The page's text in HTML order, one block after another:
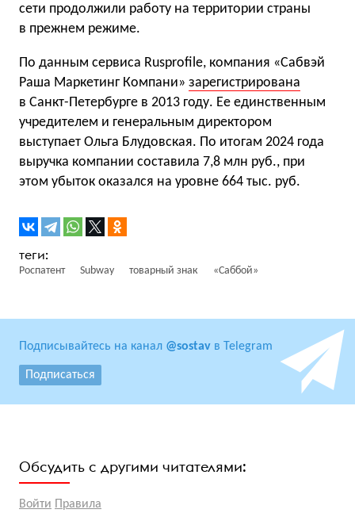
сети продолжили работу на территории страны
в прежнем режиме.
По данным сервиса Rusprofile, компания «Сабвэй
Раша Маркетинг Компани» зарегистрирована
в Санкт-Петербурге в 2013 году. Ее единственным
учредителем и генеральным директором
выступает Ольга Блудовская. По итогам 2024 года
выручка компании составила 7,8 млн руб., при
этом убыток оказался на уровне 664 тыс. руб.
Роспатент Subway товарный знак «Саббой»
Подписывайтесь на канал @sostav в Telegram
Подписаться
Обсудить с другими читателями:
Войти Правила